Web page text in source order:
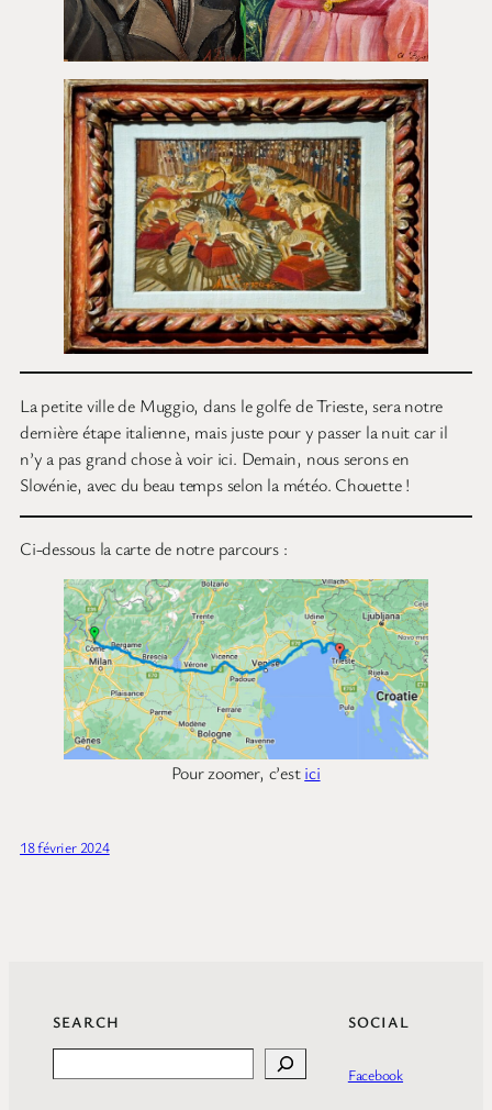
La petite ville de Muggio, dans le golfe de Trieste, sera notre
dernière étape italienne, mais juste pour y passer la nuit car il
n’y a pas grand chose à voir ici. Demain, nous serons en
Slovénie, avec du beau temps selon la météo. Chouette !
Ci-dessous la carte de notre parcours :
Pour zoomer, c’estici
18 février 2024
SEARCH SOCIAL
Facebook